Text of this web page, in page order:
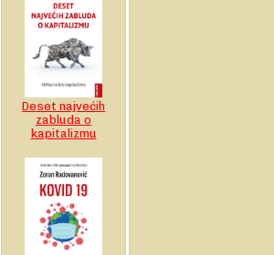
Deset najvećih
zabluda o
kapitalizmu